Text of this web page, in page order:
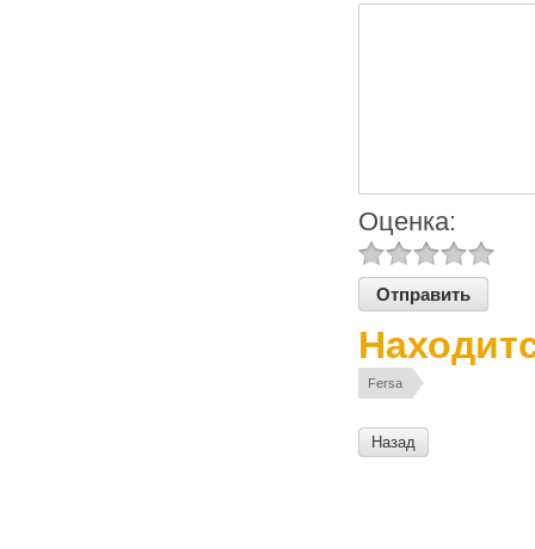
Оценка:
Fersa
Назад